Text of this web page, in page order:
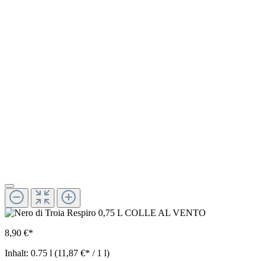
8,90 €*
Inhalt: 0.75 l (11,87 €* / 1 l)